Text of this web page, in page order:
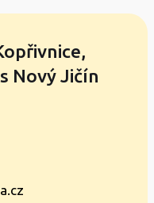
Nový Jičín